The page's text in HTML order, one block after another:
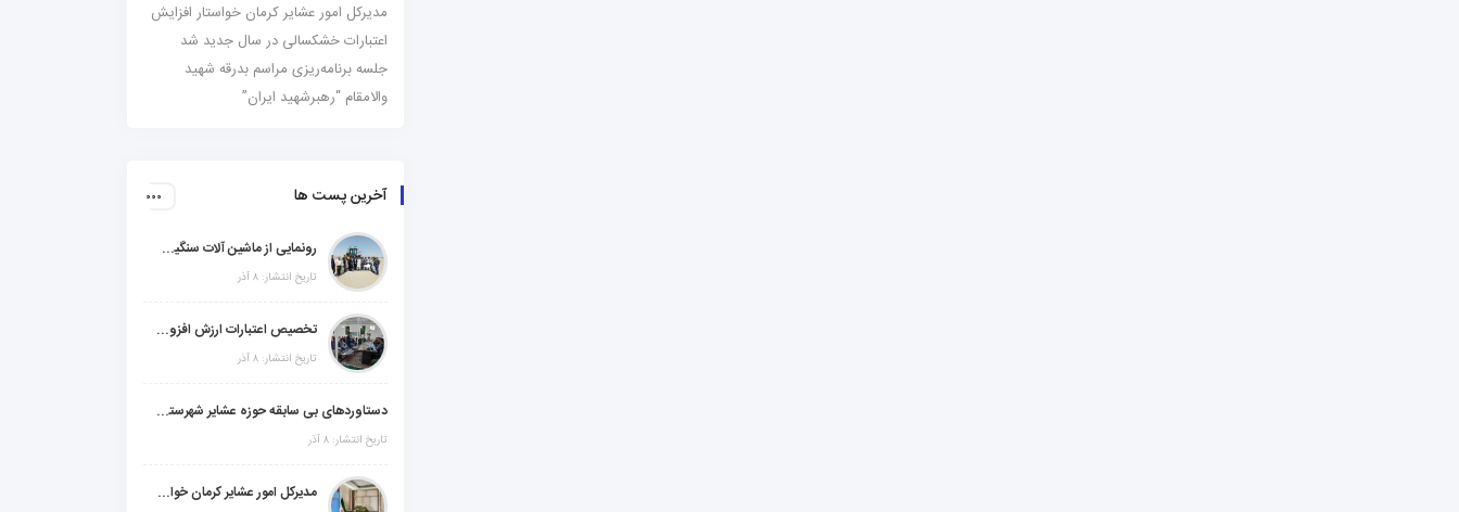
مدیرکل امور عشایر کرمان خواستار افزایش
اعتبارات خشکسالی در سال جدید شد
جلسه برنامه‌ریزی مراسم بدرقه شهید
والامقام “رهبرشهید ایران”
آخرین پست ها
رونمایی از ماشین آلات سنگین راهسازی در شهرستانهای ریگان و گنبکی
تاریخ انتشار: ۸ آذر
تخصیص اعتبارات ارزش افزوده، استانی و ملی جهت اجرای پروژه‌های عمرانی در شهرستان گنبکی
تاریخ انتشار: ۸ آذر
دستاوردهای بی سابقه حوزه عشایر شهرستانهای ابر استان کرمان
تاریخ انتشار: ۸ آذر
مدیرکل امور عشایر کرمان خواستار افزایش اعتبارات خشکسالی در سال جدید شد